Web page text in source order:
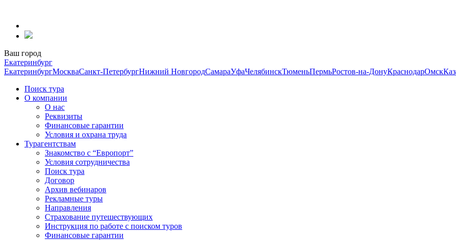
содержанию
Ваш город
Екатеринбург
ЕкатеринбургМоскваСанкт-ПетербургНижний НовгородСамараУфаЧелябинскТюменьПермьРостов-на-ДонуКраснодарОмск
Поиск тура
О компании
О нас
Реквизиты
Финансовые гарантии
Условия и охрана труда
Турагентствам
Знакомство с “Европорт”
Условия сотрудничества
Поиск тура
Договор
Архив вебинаров
Рекламные туры
Направления
Страхование путешествующих
Инструкция по работе с поиском туров
Финансовые гарантии